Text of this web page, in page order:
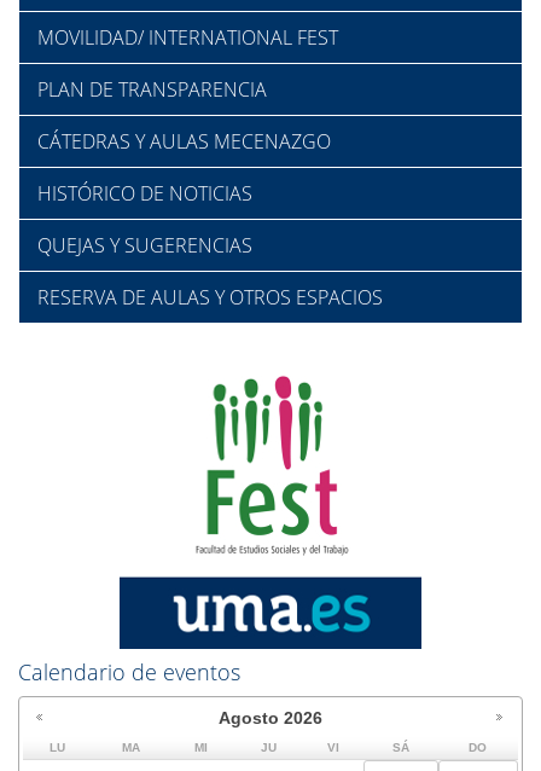
MOVILIDAD/ INTERNATIONAL FEST
PLAN DE TRANSPARENCIA
CÁTEDRAS Y AULAS MECENAZGO
HISTÓRICO DE NOTICIAS
QUEJAS Y SUGERENCIAS
RESERVA DE AULAS Y OTROS ESPACIOS
Calendario de eventos
Agosto 2026
LU MA MI JU VI SÁ DO